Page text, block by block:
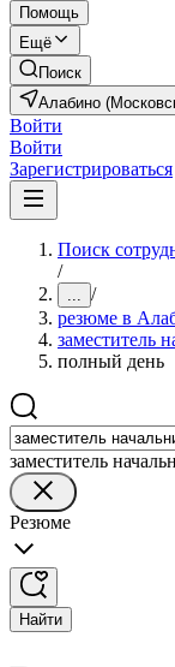
Помощь
Ещё
Поиск
Алабино
Войти
Войти
Зарегистрироваться
Поиск
/
... /
резюме в
заместитель
полный день
заместитель
Резюме
Найти